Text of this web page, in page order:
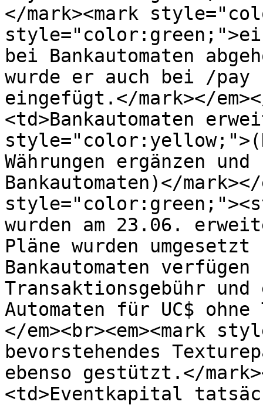
</mark><mark
bei Bankautomaten
wurde er auch bei /pay
eingefügt.</mark></
<td>Bankautomaten
Währungen ergänzen
Bankautomaten)</mark></
wurden am 23.06.
Pläne wurden
Bankautomaten
Transaktionsgebühr
Automaten für UC$
</em><br><em><mark
bevorstehendes
ebenso gestützt.</
<td>Eventkapital